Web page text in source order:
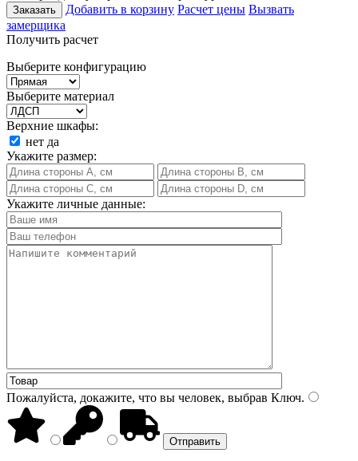
Заказать Добавить в корзину Расчет цены Вызвать
замерщика
Получить расчет
Выберите конфигурацию
Выберите материал
Верхние шкафы:
нет да
Укажите размер:
Укажите личные данные:
Пожалуйста, докажите, что вы человек, выбрав Ключ.